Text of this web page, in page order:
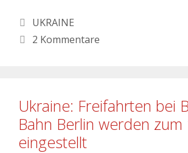
UKRAINE
2 Kommentare
Ukraine: Freifahrten bei
Bahn Berlin werden zum
eingestellt